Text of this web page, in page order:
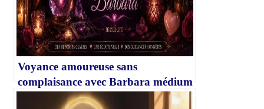
Voyance amoureuse sans
complaisance avec Barbara médium